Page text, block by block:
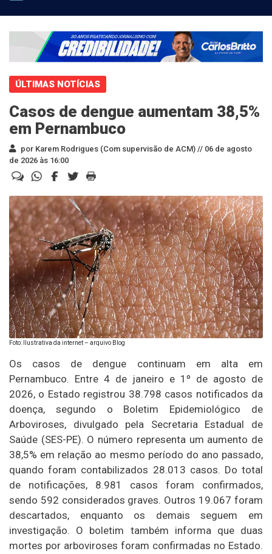
ÚLTIMAS NOTÍCIAS
Casos de dengue aumentam 38,5%
em Pernambuco
por Karem Rodrigues (Com supervisão de ACM) // 06 de agosto
de 2026 às 16:00
Foto: Ilustrativa da internet – arquivo Blog
Os casos de dengue continuam em alta em
Pernambuco. Entre 4 de janeiro e 1º de agosto de
2026, o Estado registrou 38.798 casos notificados da
doença, segundo o Boletim Epidemiológico de
Arboviroses, divulgado pela Secretaria Estadual de
Saúde (SES-PE). O número representa um aumento de
38,5% em relação ao mesmo período do ano passado,
quando foram contabilizados 28.013 casos. Do total
de notificações, 8.981 casos foram confirmados,
sendo 592 considerados graves. Outros 19.067 foram
descartados, enquanto os demais seguem em
investigação. O boletim também informa que duas
mortes por arboviroses foram confirmadas no Estado.